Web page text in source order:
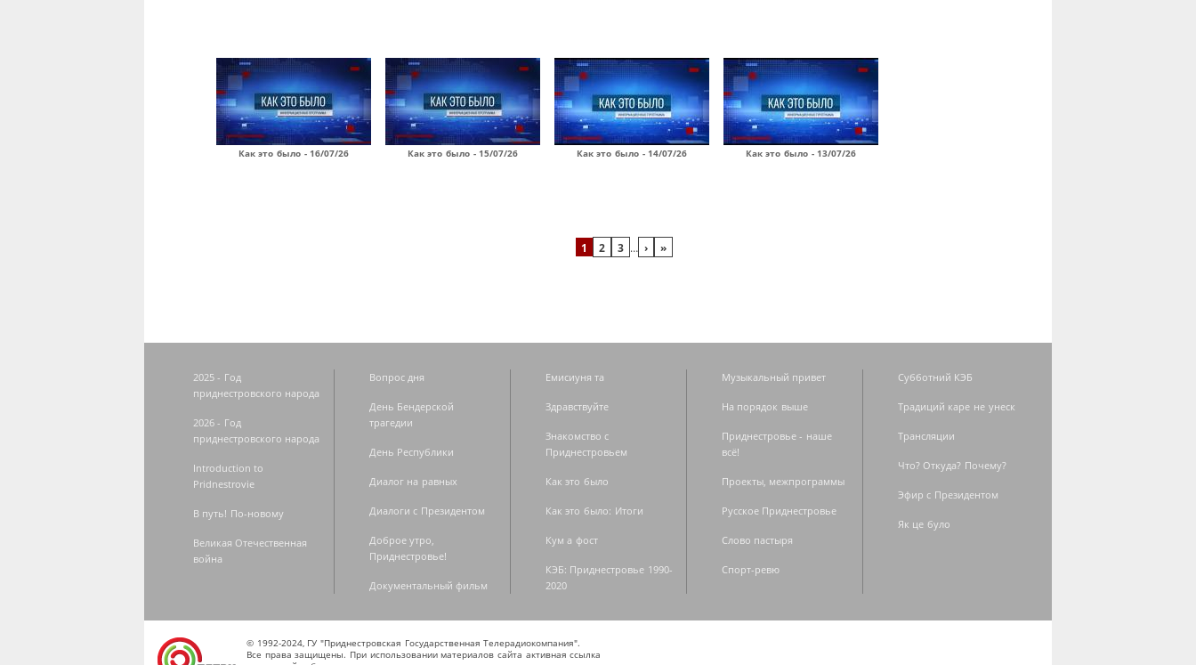
Как это было - 16/07/26 Как это было - 15/07/26 Как это было - 14/07/26 Как это было - 13/07/26
1 2 3 … › »
2025 - Год
приднестровского народа
2026 - Год
приднестровского народа
Introduction to
Pridnestrovie
В путь! По-новому
Великая Отечественная
война
Вопрос дня
День Бендерской
трагедии
День Республики
Диалог на равных
Диалоги с Президентом
Доброе утро,
Приднестровье!
Документальный фильм
Емисиуня та
Здравствуйте
Знакомство с
Приднестровьем
Как это было
Как это было: Итоги
Кум а фост
КЭБ: Приднестровье 1990-
2020
Музыкальный привет
На порядок выше
Приднестровье - наше
всё!
Проекты, межпрограммы
Русское Приднестровье
Слово пастыря
Спорт-ревю
Субботний КЭБ
Традиций каре не унеск
Трансляции
Что? Откуда? Почему?
Эфир с Президентом
Як це було
© 1992-2024, ГУ "Приднестровская Государственная Телерадиокомпания".
Все права защищены. При использовании материалов сайта активная ссылка